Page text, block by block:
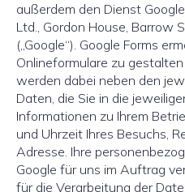
außerdem den Dienst
Ltd., Gordon House, Barrow
(„Google“). Google Forms
Onlineformulare zu
werden dabei neben den
Daten, die Sie in die
Informationen zu Ihrem
und Uhrzeit Ihres Besuchs,
Adresse. Ihre
Google für uns im Auftrag
für die Verarbeitung der